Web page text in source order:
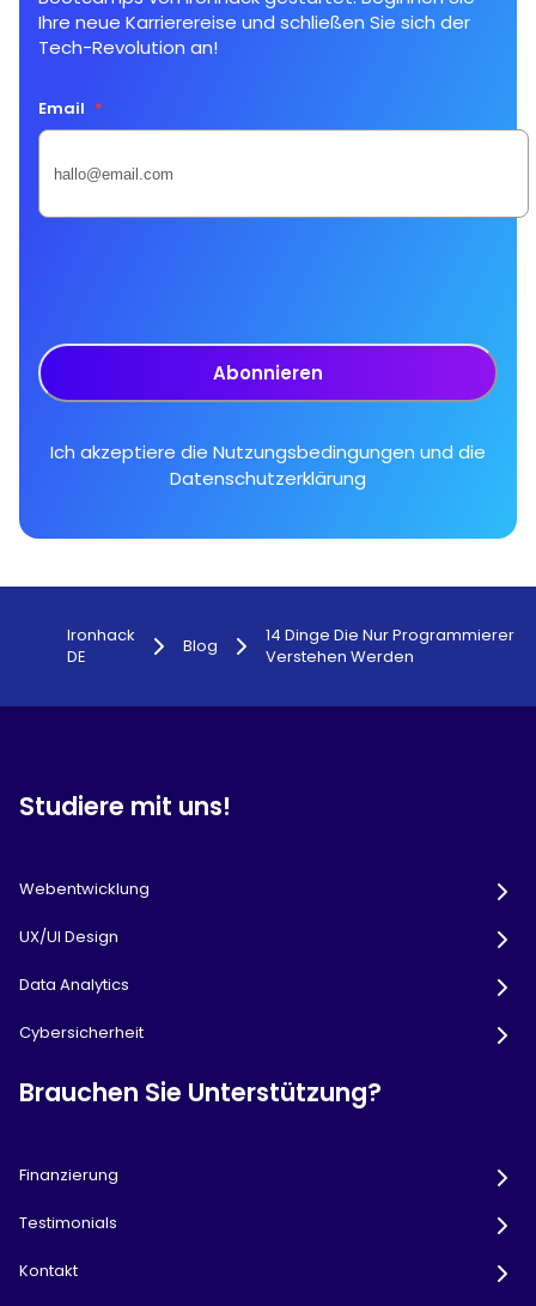
Ihre neue Karrierereise und schließen Sie sich der
Tech-Revolution an!
Email *
Abonnieren
Ich akzeptiere die Nutzungsbedingungen und die
Datenschutzerklärung
Ironhack
DE
Blog
14 Dinge Die Nur Programmierer
Verstehen Werden
Studiere mit uns!
Webentwicklung
UX/UI Design
Data Analytics
Cybersicherheit
Brauchen Sie Unterstützung?
Finanzierung
Testimonials
Kontakt